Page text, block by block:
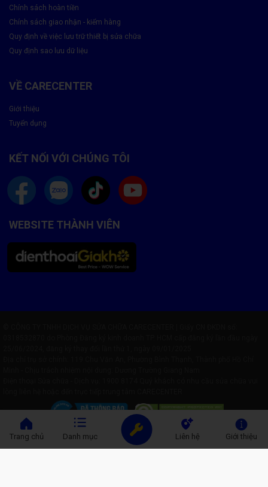
Trang chủ Danh mục Liên hệ Giới thiệu
Chính sách hoàn tiền
Chính sách giao nhận - kiểm hàng
Quy định về việc lưu trữ thiết bị sửa chữa
Quy định sao lưu dữ liệu
VỀ CARECENTER
Giới thiệu
Tuyển dụng
KẾT NỐI VỚI CHÚNG TÔI
WEBSITE THÀNH VIÊN